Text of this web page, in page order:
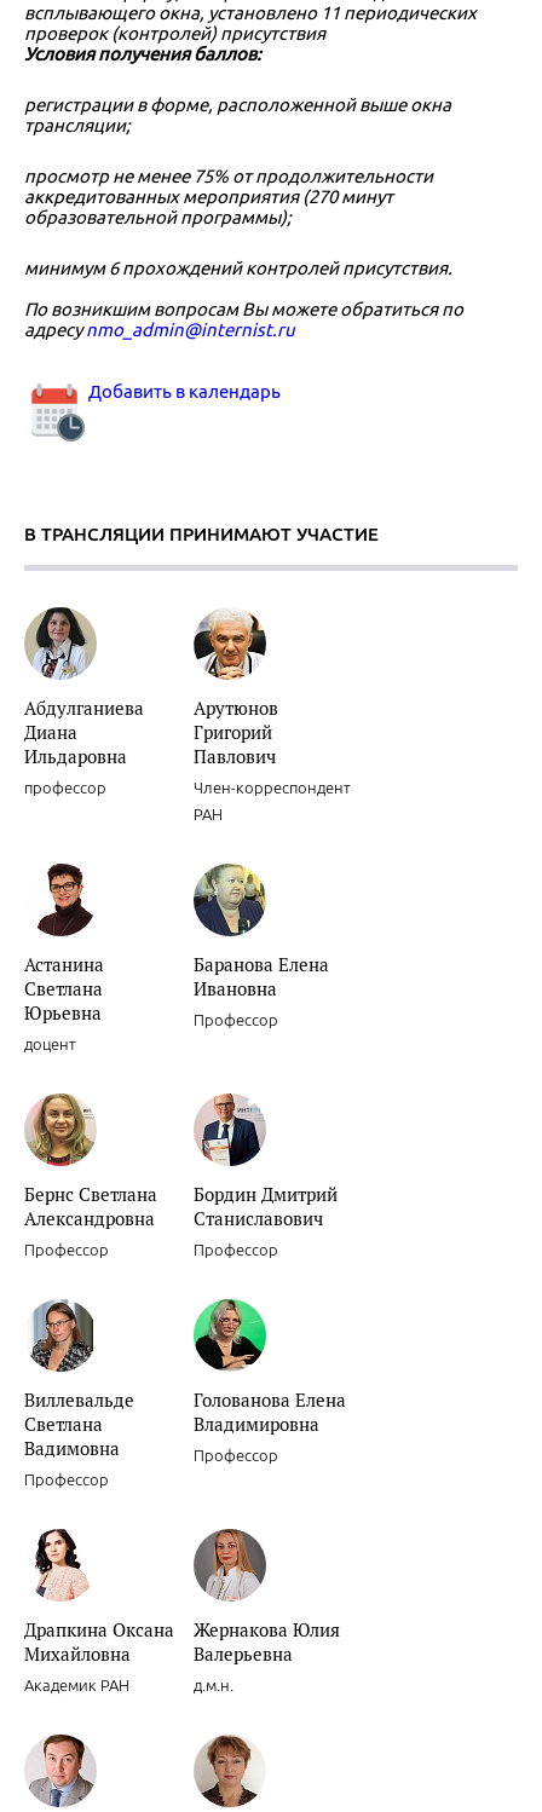
всплывающего окна, установлено 11 периодических
проверок (контролей) присутствия
Условия получения баллов:
регистрации в форме, расположенной выше окна
трансляции;
просмотр не менее 75% от продолжительности
аккредитованных мероприятия (270 минут
образовательной программы);
минимум 6 прохождений контролей присутствия.
По возникшим вопросам Вы можете обратиться по
адресуnmo_admin@internist.ru
Добавить в календарь
В ТРАНСЛЯЦИИ ПРИНИМАЮТ УЧАСТИЕ
Абдулганиева
Диана
Ильдаровна
профессор
Арутюнов
Григорий
Павлович
Член-корреспондент
РАН
Астанина
Светлана
Юрьевна
доцент
Баранова Елена
Ивановна
Профессор
Бернс Светлана
Александровна
Профессор
Бордин Дмитрий
Станиславович
Профессор
Виллевальде
Светлана
Вадимовна
Профессор
Голованова Елена
Владимировна
Профессор
Драпкина Оксана
Михайловна
Академик РАН
Жернакова Юлия
Валерьевна
д.м.н.